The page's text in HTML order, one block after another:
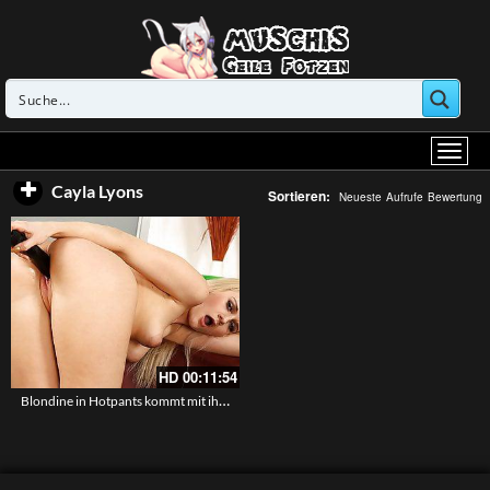
Cayla Lyons Sortieren: Neueste Aufrufe Bewertung
HD 00:11:54
Blondine in Hotpants kommt mit ihrem schwarzen Dildo zum Orgasmus